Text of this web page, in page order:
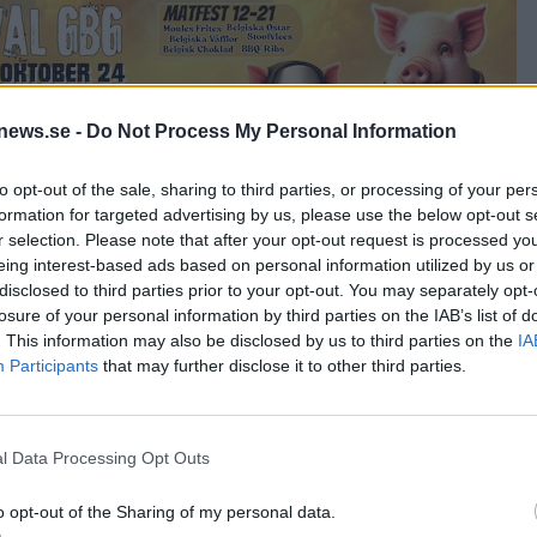
- Do Not Process My Personal Information
opt-out of the sale, sharing to third parties, or processing of your
for targeted advertising by us, please use the below opt-out
selection. Please note that after your opt-out request is processed
interest-based ads based on personal information utilized by us
to third parties prior to your opt-out. You may separately
of your personal information by third parties on the IAB’s list of
This information may also be disclosed by us to third parties on the
Participants that may further disclose it to other third parties.
Data Processing Opt Outs
opt-out of the Sharing of my personal data.
funderat på Systembolaget några gånger men allt vi gör går åt
vi kunna få ut 1200 liter i månaden med samma
vi har redan så jag tror att vi kommer att hålla fast vid den
nåt i stil med ”Mjölkrum lämpligt för bryggeriverksamhet”, säger
är ifrån Hok där den ligger känner jag redan till området. Så